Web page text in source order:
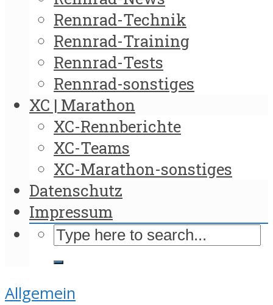
Rennrad-Technik
Rennrad-Training
Rennrad-Tests
Rennrad-sonstiges
XC | Marathon
XC-Rennberichte
XC-Teams
XC-Marathon-sonstiges
Datenschutz
Impressum
Allgemein